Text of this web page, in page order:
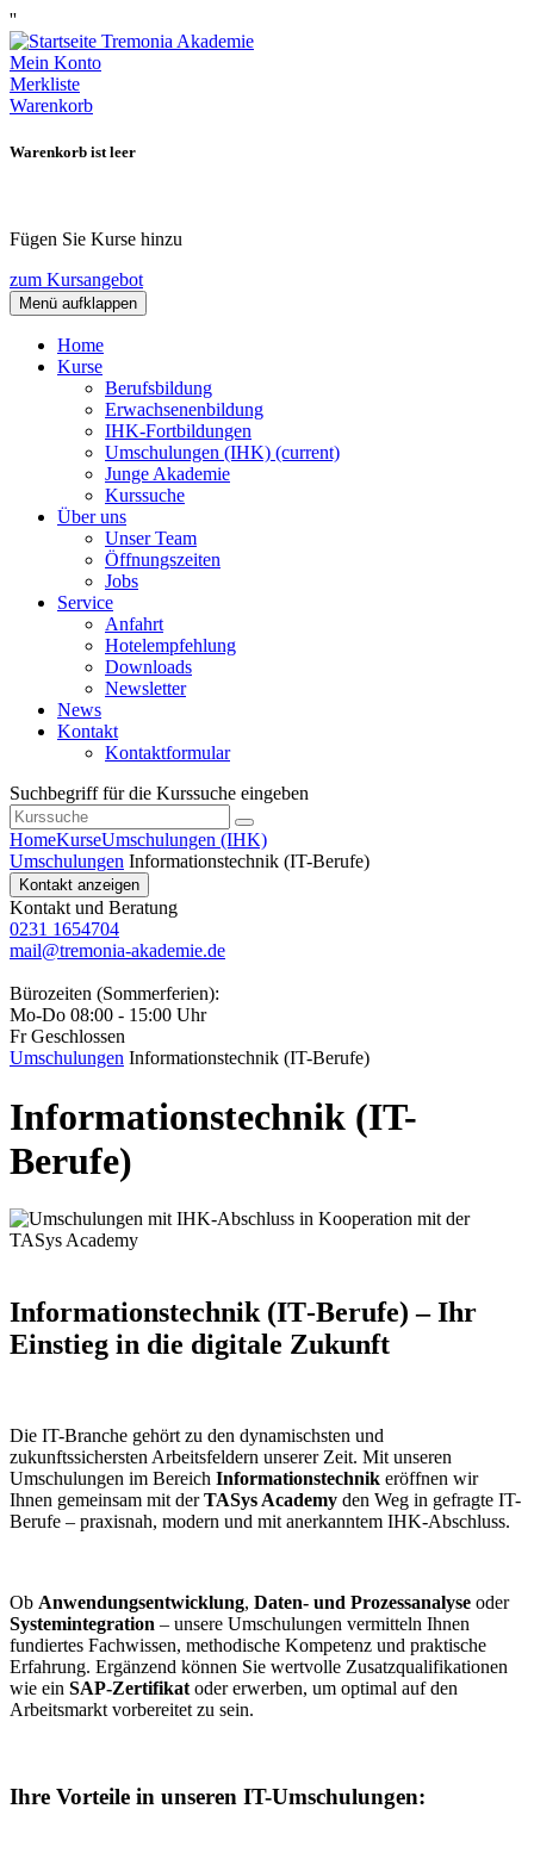
''
Mein Konto
Merkliste
Warenkorb
Warenkorb ist leer
Fügen Sie Kurse hinzu
zum Kursangebot
Menü aufklappen
Home
Kurse
Berufsbildung
Erwachsenenbildung
IHK-Fortbildungen
Umschulungen (IHK) (current)
Junge Akademie
Kurssuche
Über uns
Unser Team
Öffnungszeiten
Jobs
Service
Anfahrt
Hotelempfehlung
Downloads
Newsletter
News
Kontakt
Kontaktformular
Suchbegriff für die Kurssuche eingeben
HomeKurseUmschulungen (IHK)
Umschulungen Informationstechnik (IT-Berufe)
Kontakt anzeigen
Kontakt und Beratung
0231 1654704
mail@tremonia-akademie.de
Bürozeiten (Sommerferien):
Mo-Do 08:00 - 15:00 Uhr
Fr Geschlossen
Umschulungen Informationstechnik (IT-Berufe)
Informationstechnik (IT-
Berufe)
Informationstechnik (IT‑Berufe) – Ihr
Einstieg in die digitale Zukunft
Die IT-Branche gehört zu den dynamischsten und
zukunftssichersten Arbeitsfeldern unserer Zeit. Mit unseren
Umschulungen im Bereich Informationstechnik eröffnen wir
Ihnen gemeinsam mit derTASys Academy den Weg in gefragte IT-
Berufe – praxisnah, modern und mit anerkanntem IHK-Abschluss.
Ob Anwendungsentwicklung, Daten- und Prozessanalyse oder
Systemintegration – unsere Umschulungen vermitteln Ihnen
fundiertes Fachwissen, methodische Kompetenz und praktische
Erfahrung. Ergänzend können Sie wertvolle Zusatzqualifikationen
wie ein SAP-Zertifikat oder erwerben, um optimal auf den
Arbeitsmarkt vorbereitet zu sein.
Ihre Vorteile in unseren IT-Umschulungen: